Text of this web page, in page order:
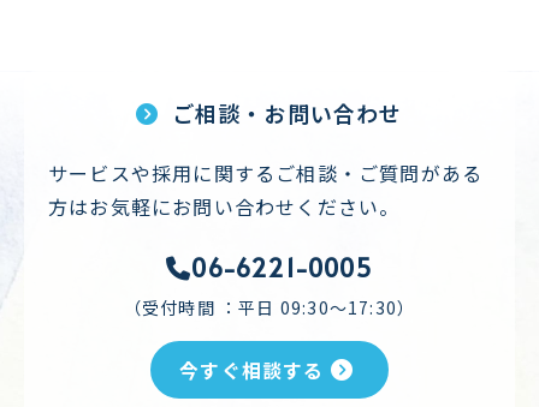
ご相談・お問い合わせ
サービスや採用に関するご相談・ご質問がある
方はお気軽にお問い合わせください。
06-6221-0005
（受付時間 ：平日 09:30～17:30）
今すぐ相談する